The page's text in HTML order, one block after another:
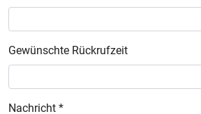
Gewünschte Rückrufzeit
Nachricht *